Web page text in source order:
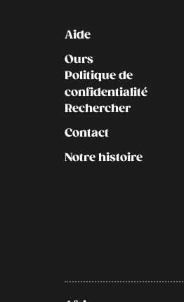
Kontakt
Aide
Ours
Politique de
confidentialité
Rechercher
Contact
Notre histoire